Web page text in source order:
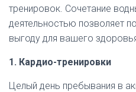
тренировок. Сочетание
деятельностью позволяет
выгоду для вашего
1. Кардио-тренировки
Целый день пребывания в